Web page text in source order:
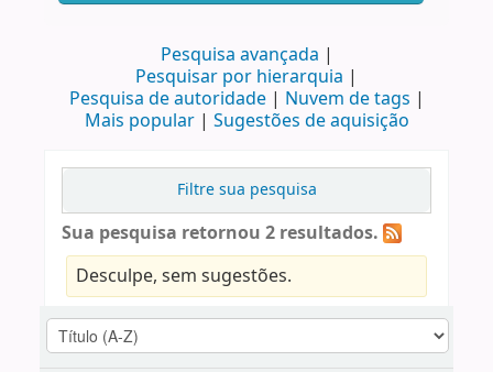
Pesquisa avançada
Pesquisar por hierarquia
Pesquisa de autoridade
Nuvem de tags
Mais popular
Sugestões de aquisição
Filtre sua pesquisa
Sua pesquisa retornou 2 resultados.
Desculpe, sem sugestões.